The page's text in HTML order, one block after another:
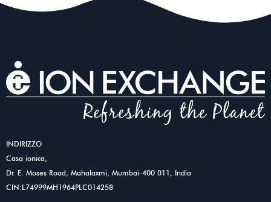
INDIRIZZO
Casa ionica,
Dr. E. Moses Road, Mahalaxmi, Mumbai-400 011, India
CIN:L74999MH1964PLC014258